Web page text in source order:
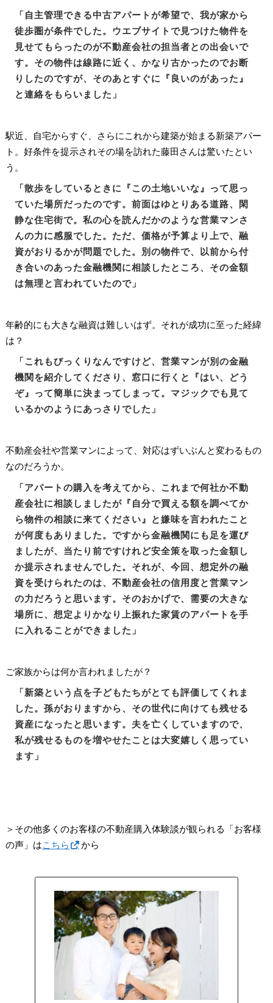
「自主管理できる中古アパートが希望で、我が家から
徒歩圏が条件でした。ウエブサイトで見つけた物件を
見せてもらったのが不動産会社の担当者との出会いで
す。その物件は線路に近く、かなり古かったのでお断
りしたのですが、そのあとすぐに『良いのがあった』
と連絡をもらいました」
駅近、自宅からすぐ、さらにこれから建築が始まる新築アパー
ト。好条件を提示されその場を訪れた藤田さんは驚いたとい
う。
「散歩をしているときに『この土地いいな』って思っ
ていた場所だったのです。前面はゆとりある道路、閑
静な住宅街で。私の心を読んだかのような営業マンさ
んの力に感服でした。ただ、価格が予算より上で、融
資がおりるかが問題でした。別の物件で、以前から付
き合いのあった金融機関に相談したところ、その金額
は無理と言われていたので」
年齢的にも大きな融資は難しいはず。それが成功に至った経緯
は？
「これもびっくりなんですけど、営業マンが別の金融
機関を紹介してくださり、窓口に行くと『はい、どう
ぞ』って簡単に決まってしまって。マジックでも見て
いるかのようにあっさりでした」
不動産会社や営業マンによって、対応はずいぶんと変わるもの
なのだろうか。
「アパートの購入を考えてから、これまで何社か不動
産会社に相談しましたが『自分で買える額を調べてか
ら物件の相談に来てください』と嫌味を言われたこと
が何度もありました。ですから金融機関にも足を運び
ましたが、当たり前ですけれど安全策を取った金額し
か提示されませんでした。それが、今回、想定外の融
資を受けられたのは、不動産会社の信用度と営業マン
の力だろうと思います。そのおかげで、需要の大きな
場所に、想定よりかなり上振れた家賃のアパートを手
に入れることができました」
ご家族からは何か言われましたが？
「新築という点を子どもたちがとても評価してくれま
した。孫がおりますから、その世代に向けても残せる
資産になったと思います。夫を亡くしていますので、
私が残せるものを増やせたことは大変嬉しく思ってい
ます」
＞その他多くのお客様の不動産購入体験談が観られる「お客様
の声」はこちら から